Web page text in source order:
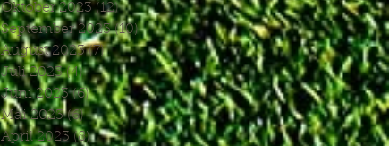
Oktober 2023 (12)12 Beiträge
September 2023 (10)10 Beiträge
August 2023 (7)7 Beiträge
Juli 2023 (4)4 Beiträge
Juni 2023 (6)6 Beiträge
Mai 2023 (6)6 Beiträge
April 2023 (8)8 Beiträge